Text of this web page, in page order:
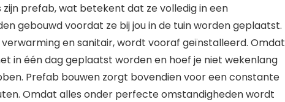
zijn prefab, wat betekent dat ze volledig in een
gebouwd voordat ze bij jou in de tuin worden geplaatst.
en sanitair, wordt vooraf geïnstalleerd. Omdat
in één dag geplaatst worden en hoef je niet wekenlang
Prefab bouwen zorgt bovendien voor een constante
Omdat alles onder perfecte omstandigheden wordt